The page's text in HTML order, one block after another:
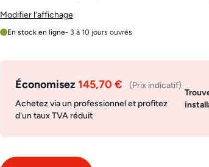
Modifier l’affichage
En stock en ligne- 3 à 10 jours ouvrés
Économisez145,70 €
(Prix indicatif)
Achetez via un professionnel et profitez
d'un taux TVA réduit